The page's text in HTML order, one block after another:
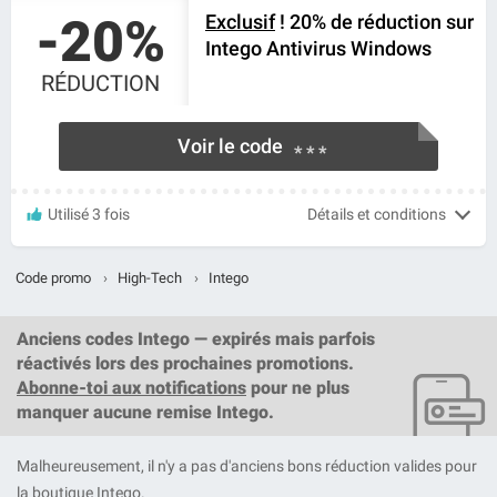
-20%
RÉDUCTION
Exclusif! 20% de réduction sur
Intego Antivirus Windows
Voir le code * * *
Utilisé 3 fois Détails et conditions
Code promo › High-Tech › Intego
Anciens codes Intego — expirés mais parfois
réactivés lors des prochaines promotions.
Abonne-toi aux notifications pour ne plus
manquer aucune remise Intego.
Malheureusement, il n'y a pas d'anciens bons réduction valides pour
la boutique Intego.